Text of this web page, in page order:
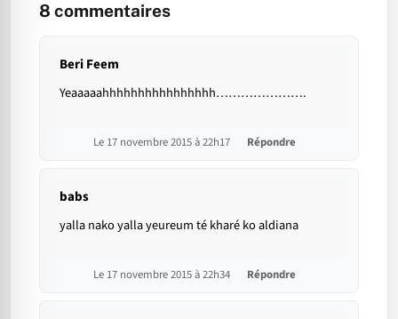
8 commentaires
Beri Feem
Yeaaaaahhhhhhhhhhhhhhhh………………….
Le 17 novembre 2015 à 22h17 Répondre
babs
yalla nako yalla yeureum té kharé ko aldiana
Le 17 novembre 2015 à 22h34 Répondre